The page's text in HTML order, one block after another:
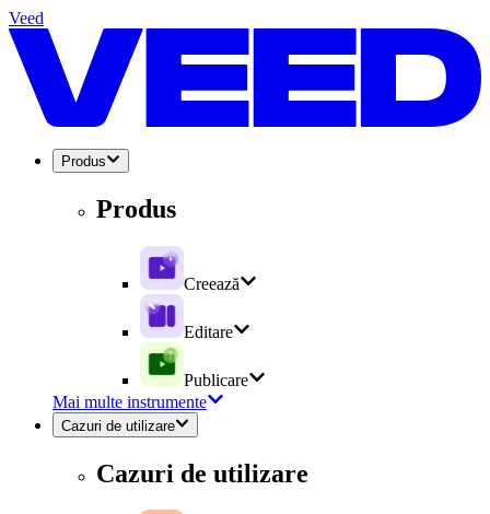
Veed
Produs
Produs
Creează
Editare
Publicare
Mai multe instrumente
Cazuri de utilizare
Cazuri de utilizare